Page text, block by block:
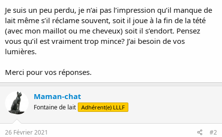
Je suis un peu perdu, je n’ai pas l’impression qu’il manque de
lait même s’il réclame souvent, soit il joue à la fin de la tété
(avec mon maillot ou me cheveux) soit il s’endort. Pensez
vous qu’il est vraiment trop mince? J’ai besoin de vos
lumières.
Merci pour vos réponses.
Maman-chat
Fontaine de lait Adhérent(e) LLLF
26 Février 2021 #2